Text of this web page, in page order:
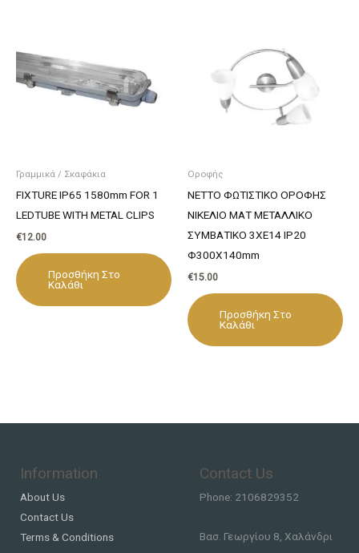
Γραμμικά / Σκαφάκια
FIXTURE IP65 1580mm FOR 1
LEDTUBE WITH METAL CLIPS
€12.00
Προσθήκη Στο
Καλάθι
Οροφής
NETTO ΦΩΤΙΣΤΙΚΟ ΟΡΟΦΗΣ
ΝΙΚΕΛΙΟ ΜΑΤ ΜΕΤΑΛΛΙΚΟ
ΣΥΜΒΑΤΙΚΟ 3ΧΕ14 IP20
Φ300Χ140mm
€15.00
Προσθήκη Στο
Καλάθι
Information
About Us
Contact Us
Terms & Conditions
Contact Us
Phone: 2106829352
Βασ. Γεωργίου 8, Χαλάνδρι